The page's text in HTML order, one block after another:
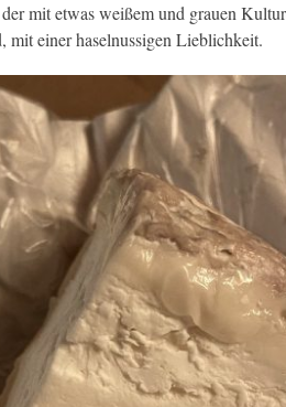
mit etwas weißem und grauen
mit einer haselnussigen Lieblichkeit.